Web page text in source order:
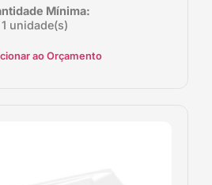
Mínima:
1 unidade(s)
ao Orçamento